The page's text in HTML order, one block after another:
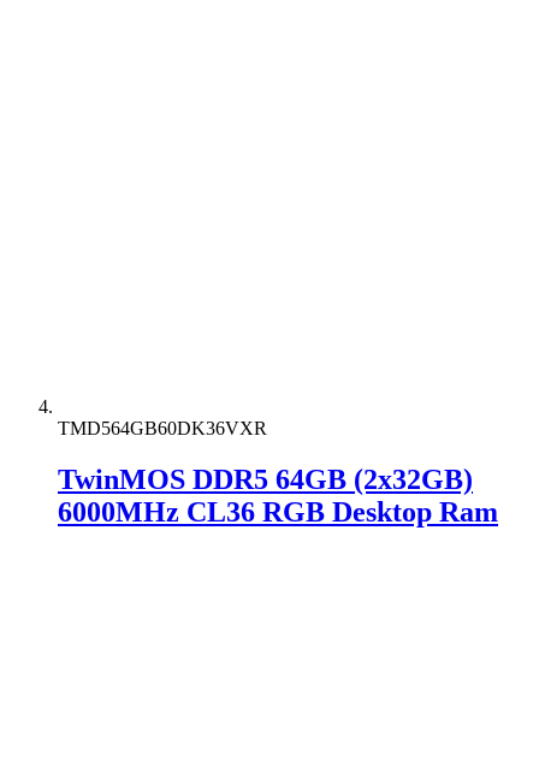
TMD564GB60DK36VXR
TwinMOS DDR5 64GB (2x32GB)
6000MHz CL36 RGB Desktop Ram